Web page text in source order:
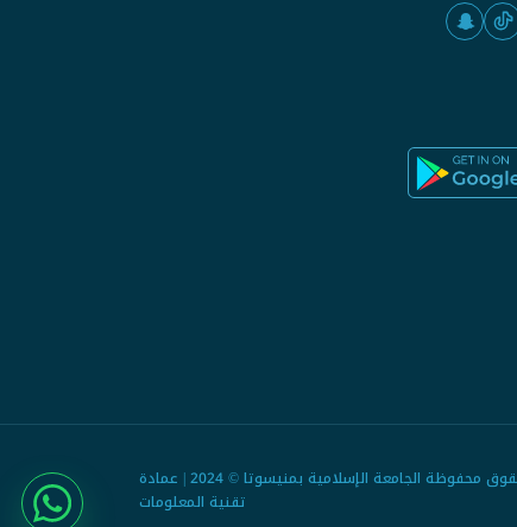
جميع الحقوق محفوظة الجامعة الإسلامية بمنيسوتا © 2024 | عمادة
تقنية المعلومات